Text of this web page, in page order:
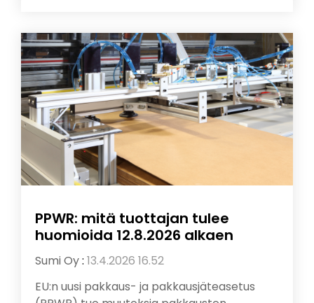
PPWR: mitä tuottajan tulee
huomioida 12.8.2026 alkaen
Sumi Oy: 13.4.2026 16.52
EU:n uusi pakkaus- ja pakkausjäteasetus